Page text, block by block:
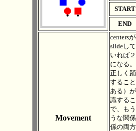
START
END
Movement
centers
slideし
いれば
になる。
正しく
するこ
ある）
識する
で、も
うな関
係の両